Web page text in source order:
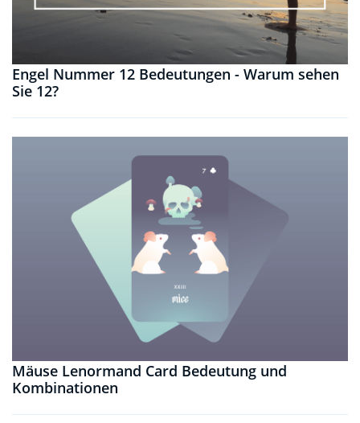
Engel Nummer 12 Bedeutungen - Warum sehen
Sie 12?
Mäuse Lenormand Card Bedeutung und
Kombinationen